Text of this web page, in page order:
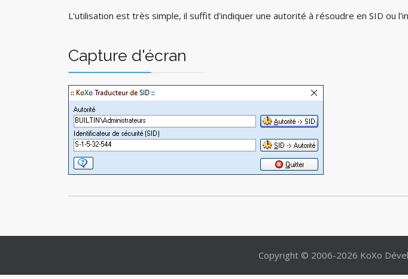
L'utilisation est très simple, il suffit d'indiquer une autorité à résoudre en SID ou
Capture d'écran
Copyright © 2006-2026 KoXo